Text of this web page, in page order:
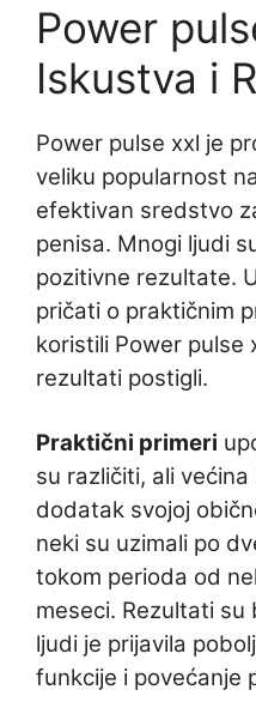
Power
Iskustva i
Power pulse xxl je
veliku popularnost
efektivan sredstvo
penisa. Mnogi ljudi
pozitivne rezultate.
pričati o praktičnim
koristili Power pulse
rezultati postigli.
Praktični primeri
su različiti, ali
dodatak svojoj
neki su uzimali po
tokom perioda od
meseci. Rezultati su
ljudi je prijavila
funkcije i povećanje